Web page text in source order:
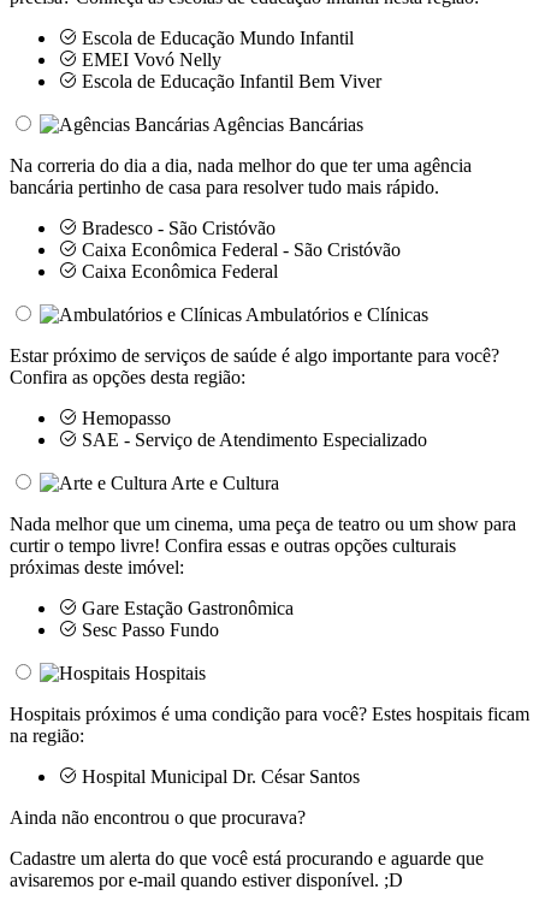
Escola de Educação Mundo Infantil
EMEI Vovó Nelly
Escola de Educação Infantil Bem Viver
Agências Bancárias
Na correria do dia a dia, nada melhor do que ter uma agência
bancária pertinho de casa para resolver tudo mais rápido.
Bradesco - São Cristóvão
Caixa Econômica Federal - São Cristóvão
Caixa Econômica Federal
Ambulatórios e Clínicas
Estar próximo de serviços de saúde é algo importante para você?
Confira as opções desta região:
Hemopasso
SAE - Serviço de Atendimento Especializado
Arte e Cultura
Nada melhor que um cinema, uma peça de teatro ou um show para
curtir o tempo livre! Confira essas e outras opções culturais
próximas deste imóvel:
Gare Estação Gastronômica
Sesc Passo Fundo
Hospitais
Hospitais próximos é uma condição para você? Estes hospitais ficam
na região:
Hospital Municipal Dr. César Santos
Ainda não encontrou o que procurava?
Cadastre um alerta do que você está procurando e aguarde que
avisaremos por e-mail quando estiver disponível. ;D